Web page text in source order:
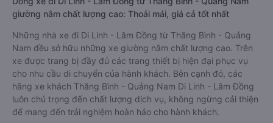
giường nằm chất lượng cao: Thoải mái, giá cả tốt nhất
Những nhà xe đi Di Linh - Lâm Đồng từ Thăng Bình - Quảng
Nam đều sở hữu những xe giường nằm chất lượng cao. Trên
xe được trang bị đầy đủ các trang thiết bị hiện đại phục vụ
cho nhu cầu di chuyển của hành khách. Bên cạnh đó, các
hãng xe khách Thăng Bình - Quảng Nam Di Linh - Lâm Đồng
luôn chú trọng đến chất lượng dịch vụ, không ngừng cải thiện
để mang đến trải nghiệm hoàn hảo cho hành khách.